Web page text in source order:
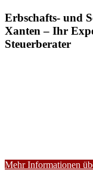
Erbschafts- und
Xanten – Ihr
Steuerberater
Mehr Informationen